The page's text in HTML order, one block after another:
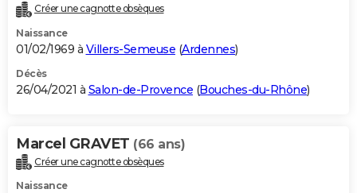
Créer une cagnotte obsèques
Naissance
01/02/1969 à Villers-Semeuse (Ardennes)
Décès
26/04/2021 à Salon-de-Provence (Bouches-du-Rhône)
Marcel GRAVET (66 ans)
Créer une cagnotte obsèques
Naissance